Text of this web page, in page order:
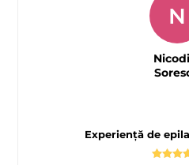
Experiență de
N